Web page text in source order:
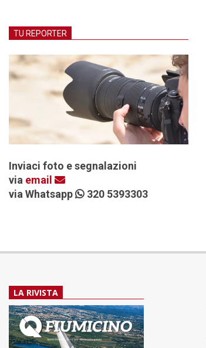
TU REPORTER
Inviaci foto e segnalazioni
via email
via Whatsapp
320 5393303
LA RIVISTA